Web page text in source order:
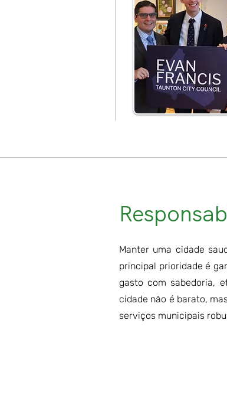
Manter uma cidade
principal prioridade é
gasto com sabedoria,
cidade não é barato,
serviços municipais